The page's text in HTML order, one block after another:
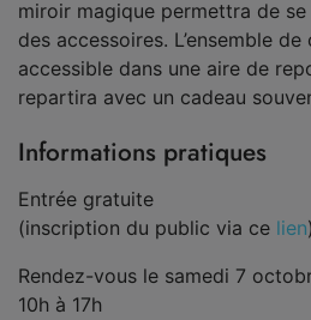
miroir magique permettra de
des accessoires. L’ensemble
accessible dans une aire de
repartira avec un cadeau
Informations pratiques
Entrée gratuite
(inscription du public via ce lien)
Rendez-vous le samedi 7
10h à 17h